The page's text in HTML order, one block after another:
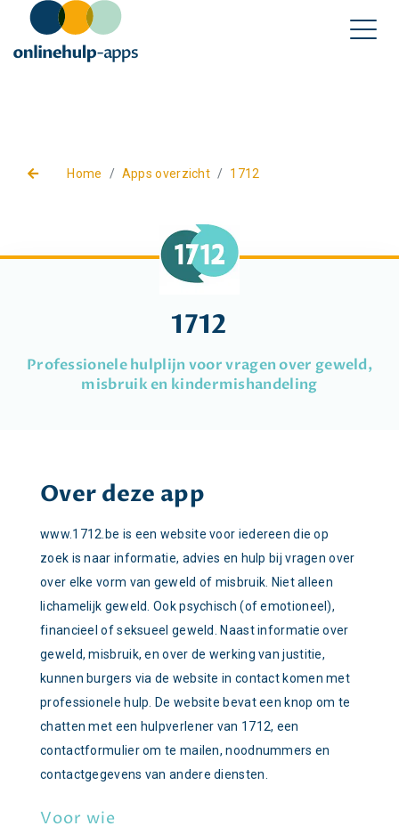
Home Apps overzicht 1712
1712
Professionele hulplijn voor vragen over geweld,
misbruik en kindermishandeling
Over deze app
www.1712.be is een website voor iedereen die op
zoek is naar informatie, advies en hulp bij vragen over
over elke vorm van geweld of misbruik. Niet alleen
lichamelijk geweld. Ook psychisch (of emotioneel),
financieel of seksueel geweld. Naast informatie over
geweld, misbruik, en over de werking van justitie,
kunnen burgers via de website in contact komen met
professionele hulp. De website bevat een knop om te
chatten met een hulpverlener van 1712, een
contactformulier om te mailen, noodnummers en
contactgegevens van andere diensten.
Voor wie